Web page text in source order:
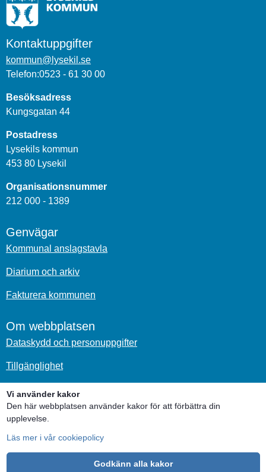
Vi använder kakor
Den här webbplatsen använder kakor för att förbättra din
upplevelse.
Läs mer i vår cookiepolicy
Godkänn alla kakor
Kontaktuppgifter
kommun@lysekil.se
Telefon:0523 - 61 30 00
Besöksadress
Kungsgatan 44
Postadress
Lysekils kommun
453 80 Lysekil
Organisationsnummer
212 000 - 1389
Genvägar
Kommunal anslagstavla
Diarium och arkiv
Fakturera kommunen
Om webbplatsen
Dataskydd och personuppgifter
Tillgänglighet
Om kakor
Sociala medier